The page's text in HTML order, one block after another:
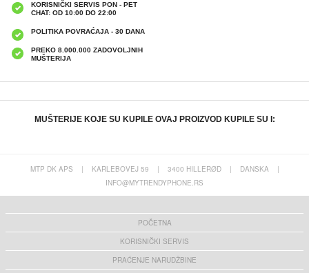
KORISNIČKI SERVIS PON - PET
CHAT: OD 10:00 DO 22:00
POLITIKA POVRAĆAJA - 30 DANA
PREKO 8.000.000 ZADOVOLJNIH
MUŠTERIJA
MUŠTERIJE KOJE SU KUPILE OVAJ PROIZVOD KUPILE SU I:
MTP DK APS | KARLEBOVEJ 59 | 3400 HILLERØD | DANSKA
|
INFO@MYTRENDYPHONE.RS
POČETNA
KORISNIČKI SERVIS
PRAĆENJE NARUDŽBINE